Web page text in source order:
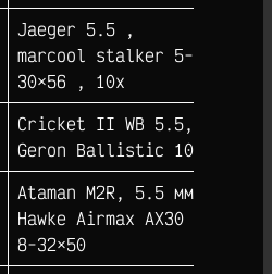
Jaeger 5.5 ,
marcool stalker 5-
30×56 , 10x
Cricket II WB 5.5,
Geron Ballistic 10
Ataman M2R, 5.5 мм,
Hawke Airmax AX30
8-32×50